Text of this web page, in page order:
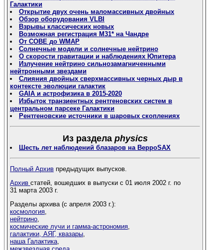
Галактики
Открытие двух очень маломассивных двойных
Обзор оборудования VLBI
Взрывы классических новых
Возможная регистрация M31* на Чандре
От COBE до WMAP
Солнечные модели и солнечные нейтрино
О скорости гравитации и наблюдениях Юпитера
Излучение нейтрино сильнозамагниченными
нейтронными звездами
Слияния двойных сверхмассивных черных дыр в
контексте эволюции галактик
GAIA и астрофизика в 2015-2020
Избыток транзиентных рентгеновских систем в
центральном парсеке Галактики
Рентгеновские источники в шаровых скоплениях
Из раздела physics
Шесть лет наблюдений блазаров на BeppoSAX
Полный Архив предыдущих выпусков.
Архив статей, вошедших в выпуски с 01 июля 2002 г. по
31 марта 2003 г.
Разделы архива (с апреля 2003 г.):
космология
нейтрино
космические лучи и гамма-астрономия
галактики, АЯГ, квазары
наша Галактика